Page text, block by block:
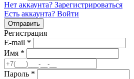
Нет аккаунта? Зарегистрироваться
Есть аккаунта? Войти
Регистрация
E-mail *
Имя *
Пароль *